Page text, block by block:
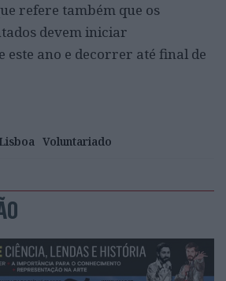
refere também que os
devem iniciar
ano e decorrer até final de
Lisboa Voluntariado